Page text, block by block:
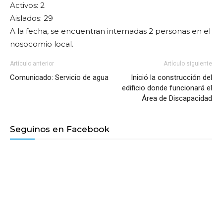
Activos: 2
Aislados: 29
A la fecha, se encuentran internadas 2 personas en el
nosocomio local.
Artículo anterior
Comunicado: Servicio de agua
Artículo siguiente
Inició la construcción del
edificio donde funcionará el
Área de Discapacidad
Seguinos en Facebook